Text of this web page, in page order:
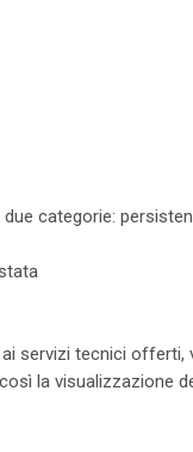
categorie:
servizi tecnici offerti,
la visualizzazione